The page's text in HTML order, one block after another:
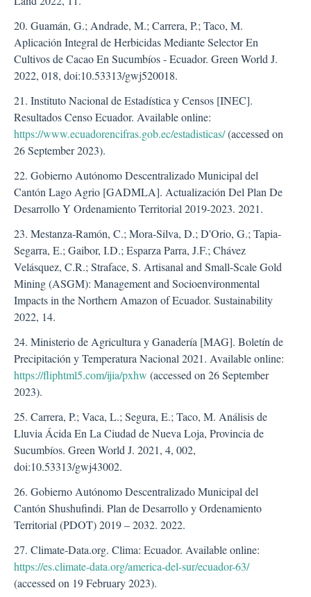
20. Guamán, G.; Andrade, M.; Carrera, P.; Taco, M.
Aplicación Integral de Herbicidas Mediante Selector En
Cultivos de Cacao En Sucumbíos - Ecuador. Green World J.
2022, 018, doi:10.53313/gwj520018.
21. Instituto Nacional de Estadística y Censos [INEC].
Resultados Censo Ecuador. Available online:
https://www.ecuadorencifras.gob.ec/estadisticas/(accessed on
26 September 2023).
22. Gobierno Autónomo Descentralizado Municipal del
Cantón Lago Agrio [GADMLA]. Actualización Del Plan De
Desarrollo Y Ordenamiento Territorial 2019-2023. 2021.
23. Mestanza-Ramón, C.; Mora-Silva, D.; D'Orio, G.; Tapia-
Segarra, E.; Gaibor, I.D.; Esparza Parra, J.F.; Chávez
Velásquez, C.R.; Straface, S. Artisanal and Small-Scale Gold
Mining (ASGM): Management and Socioenvironmental
Impacts in the Northern Amazon of Ecuador. Sustainability
2022, 14.
24. Ministerio de Agricultura y Ganadería [MAG]. Boletín de
Precipitación y Temperatura Nacional 2021. Available online:
https://fliphtml5.com/ijia/pxhw (accessed on 26 September
2023).
25. Carrera, P.; Vaca, L.; Segura, E.; Taco, M. Análisis de
Lluvia Ácida En La Ciudad de Nueva Loja, Provincia de
Sucumbíos. Green World J. 2021, 4, 002,
doi:10.53313/gwj43002.
26. Gobierno Autónomo Descentralizado Municipal del
Cantón Shushufindi. Plan de Desarrollo y Ordenamiento
Territorial (PDOT) 2019 – 2032. 2022.
27. Climate-Data.org. Clima: Ecuador. Available online:
https://es.climate-data.org/america-del-sur/ecuador-63/
(accessed on 19 February 2023).